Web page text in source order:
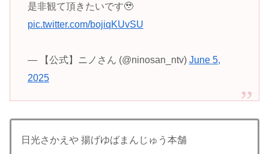
是非観て頂きたいです🥹
pic.twitter.com/bojiqKUvSU
— 【公式】ニノさん (@ninosan_ntv) June 5,
2025
日光さかえや 揚げゆばまんじゅう本舗